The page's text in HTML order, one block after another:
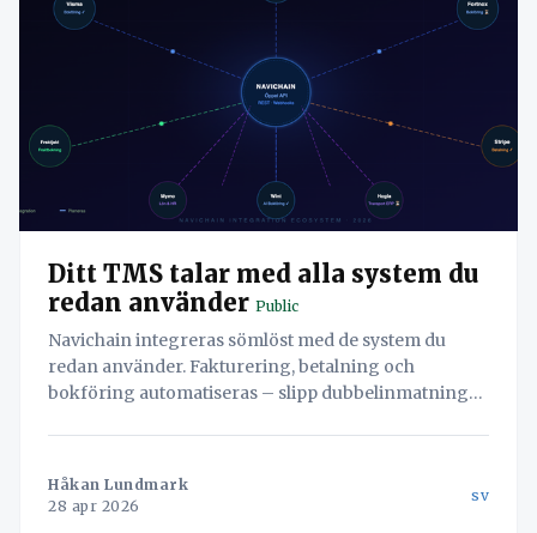
Ditt TMS talar med alla system du
redan använder Public
Navichain integreras sömlöst med de system du
redan använder. Fakturering, betalning och
bokföring automatiseras – slipp dubbelinmatning
Håkan Lundmark
28 apr 2026
sv